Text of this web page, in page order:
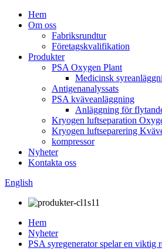
Hem
Om oss
Fabriksrundtur
Företagskvalifikation
Produkter
PSA Oxygen Plant
Medicinsk
Antigenanalyssats
PSA kväveanläggning
Anläggning för
Kryogen luftseparation
Kryogen luftseparering
kompressor
Nyheter
Kontakta oss
English
Hem
Nyheter
PSA syregenerator spelar en viktig